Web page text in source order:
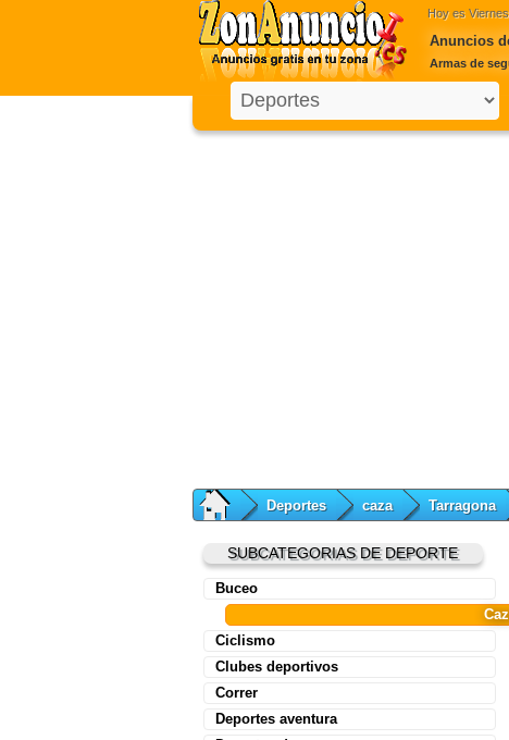
Hoy es
Anuncios
Armas de
Deportes caza Tarragona
SUBCATEGORIAS DE DEPORTE
Buceo
Ciclismo
Clubes deportivos
Correr
Deportes aventura